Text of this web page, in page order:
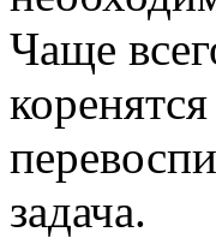
Чаще
задача.